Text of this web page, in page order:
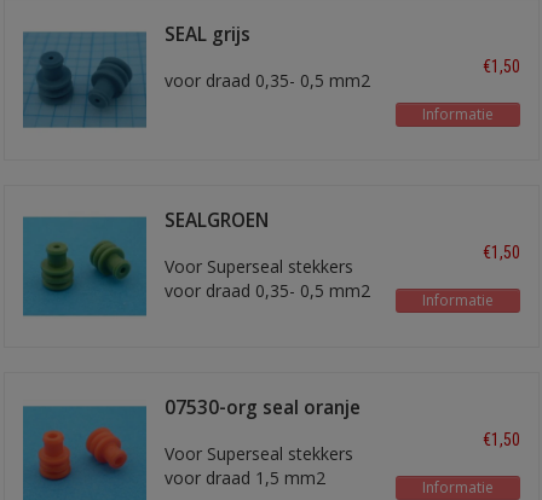
SEAL grijs
voor draad 0,35- 0,5 mm2
€1,50
Informatie
SEALGROEN
Voor Superseal stekkers
voor draad 0,35- 0,5 mm2
€1,50
Informatie
07530-org seal oranje
Voor Superseal stekkers
voor draad 1,5 mm2
€1,50
Informatie